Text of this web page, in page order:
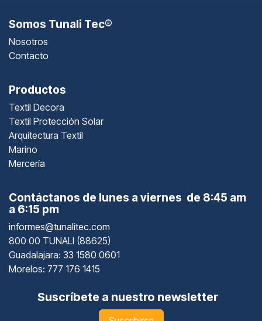
Somos Tunali Tec®
Nosotros
Contacto
Productos
Textil Decora
Textil Protección Solar
Arquitectura Textil
Marino
Mercería
Contáctanos de lunes a viernes de 8:45 am
a 6:15 pm
informes@tunalitec.com
800 00 TUNALI (88625)
Guadalajara: 33 1580 0601
Morelos: 777 176 1415
Suscríbete a nuestro newsletter